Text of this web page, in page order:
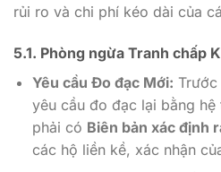
rủi ro và chi phí kéo dài của
5.1. Phòng ngừa Tranh chấp
Yêu cầu Đo đạc Mới:
yêu cầu đo đạc lại bằng hệ
phải có Biên bản xác định
các hộ liền kề, xác nhận